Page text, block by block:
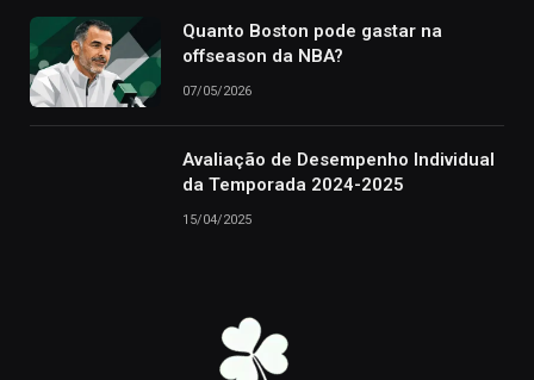
Quanto Boston pode gastar na
offseason da NBA?
07/05/2026
Avaliação de Desempenho Individual
da Temporada 2024-2025
15/04/2025